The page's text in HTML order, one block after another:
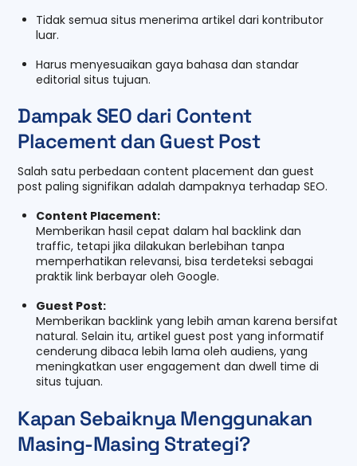
Tidak semua situs menerima artikel dari kontributor
luar.
Harus menyesuaikan gaya bahasa dan standar
editorial situs tujuan.
Dampak SEO dari Content
Placement dan Guest Post
Salah satu perbedaan content placement dan guest
post paling signifikan adalah dampaknya terhadap SEO.
Content Placement:
Memberikan hasil cepat dalam hal backlink dan
traffic, tetapi jika dilakukan berlebihan tanpa
memperhatikan relevansi, bisa terdeteksi sebagai
praktik link berbayar oleh Google.
Guest Post:
Memberikan backlink yang lebih aman karena bersifat
natural. Selain itu, artikel guest post yang informatif
cenderung dibaca lebih lama oleh audiens, yang
meningkatkan user engagement dan dwell time di
situs tujuan.
Kapan Sebaiknya Menggunakan
Masing-Masing Strategi?